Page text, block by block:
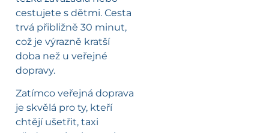
cestujete s dětmi. Cesta
trvá přibližně 30 minut,
což je výrazně kratší
doba než u veřejné
dopravy.
Zatímco veřejná doprava
je skvělá pro ty, kteří
chtějí ušetřit, taxi